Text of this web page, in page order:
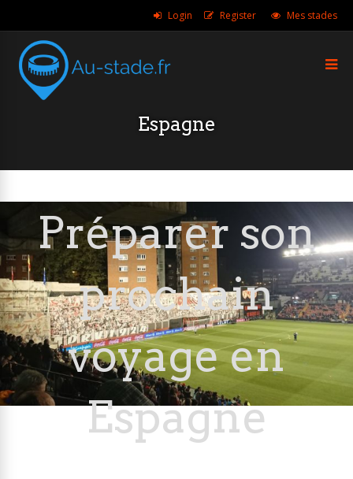
Login Register Mes stades
Espagne
Préparer son
prochain
voyage en
Espagne